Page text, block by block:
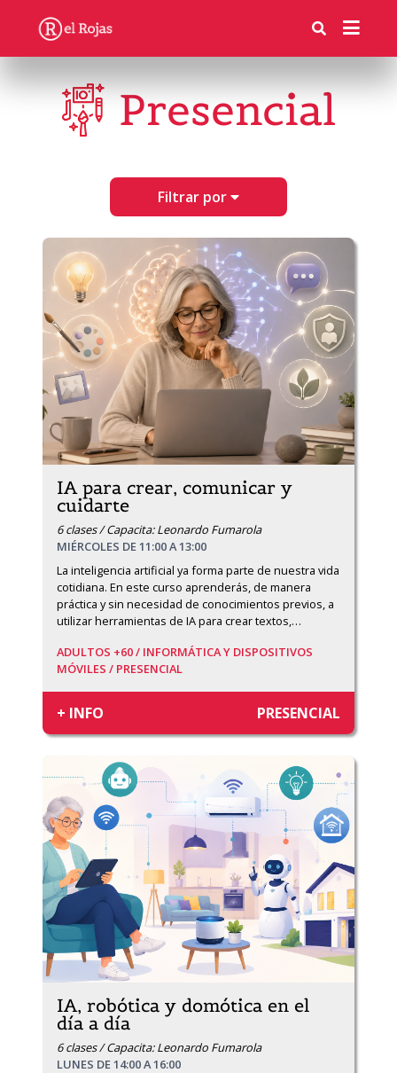
Presencial
Filtrar por
IA para crear, comunicar y
cuidarte
6 clases / Capacita: Leonardo Fumarola
MIÉRCOLES DE 11:00 A 13:00
La inteligencia artificial ya forma parte de nuestra vida
cotidiana. En este curso aprenderás, de manera
práctica y sin necesidad de conocimientos previos, a
utilizar herramientas de IA para crear textos,…
ADULTOS +60 / INFORMÁTICA Y DISPOSITIVOS
MÓVILES / PRESENCIAL
+ INFO PRESENCIAL
IA, robótica y domótica en el
día a día
6 clases / Capacita: Leonardo Fumarola
LUNES DE 14:00 A 16:00